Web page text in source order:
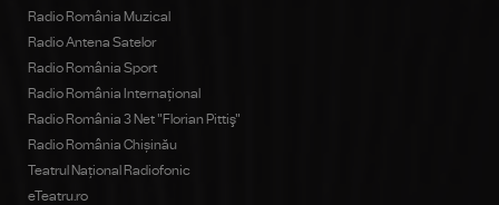
Radio România Muzical
Radio Antena Satelor
Radio România Sport
Radio România Internațional
Radio România 3 Net "Florian Pittiş"
Radio România Chișinău
Teatrul Național Radiofonic
eTeatru.ro